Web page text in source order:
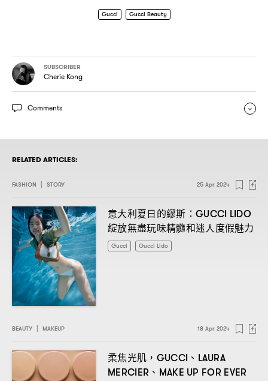
Gucci Gucci Beauty
SUBSCRIBER
Cherie Kong
Comments
RELATED ARTICLES:
FASHION STORY 25 Apr 2024
意大利夏日的繆斯 ：GUCCI LIDO
綻放無盡玩味精髓和迷人度假魅力
Gucci Gucci Lido
BEAUTY MAKEUP 18 Apr 2024
柔焦光肌 ，GUCCI 、 LAURA
MERCIER 、 MAKE UP FOR EVER